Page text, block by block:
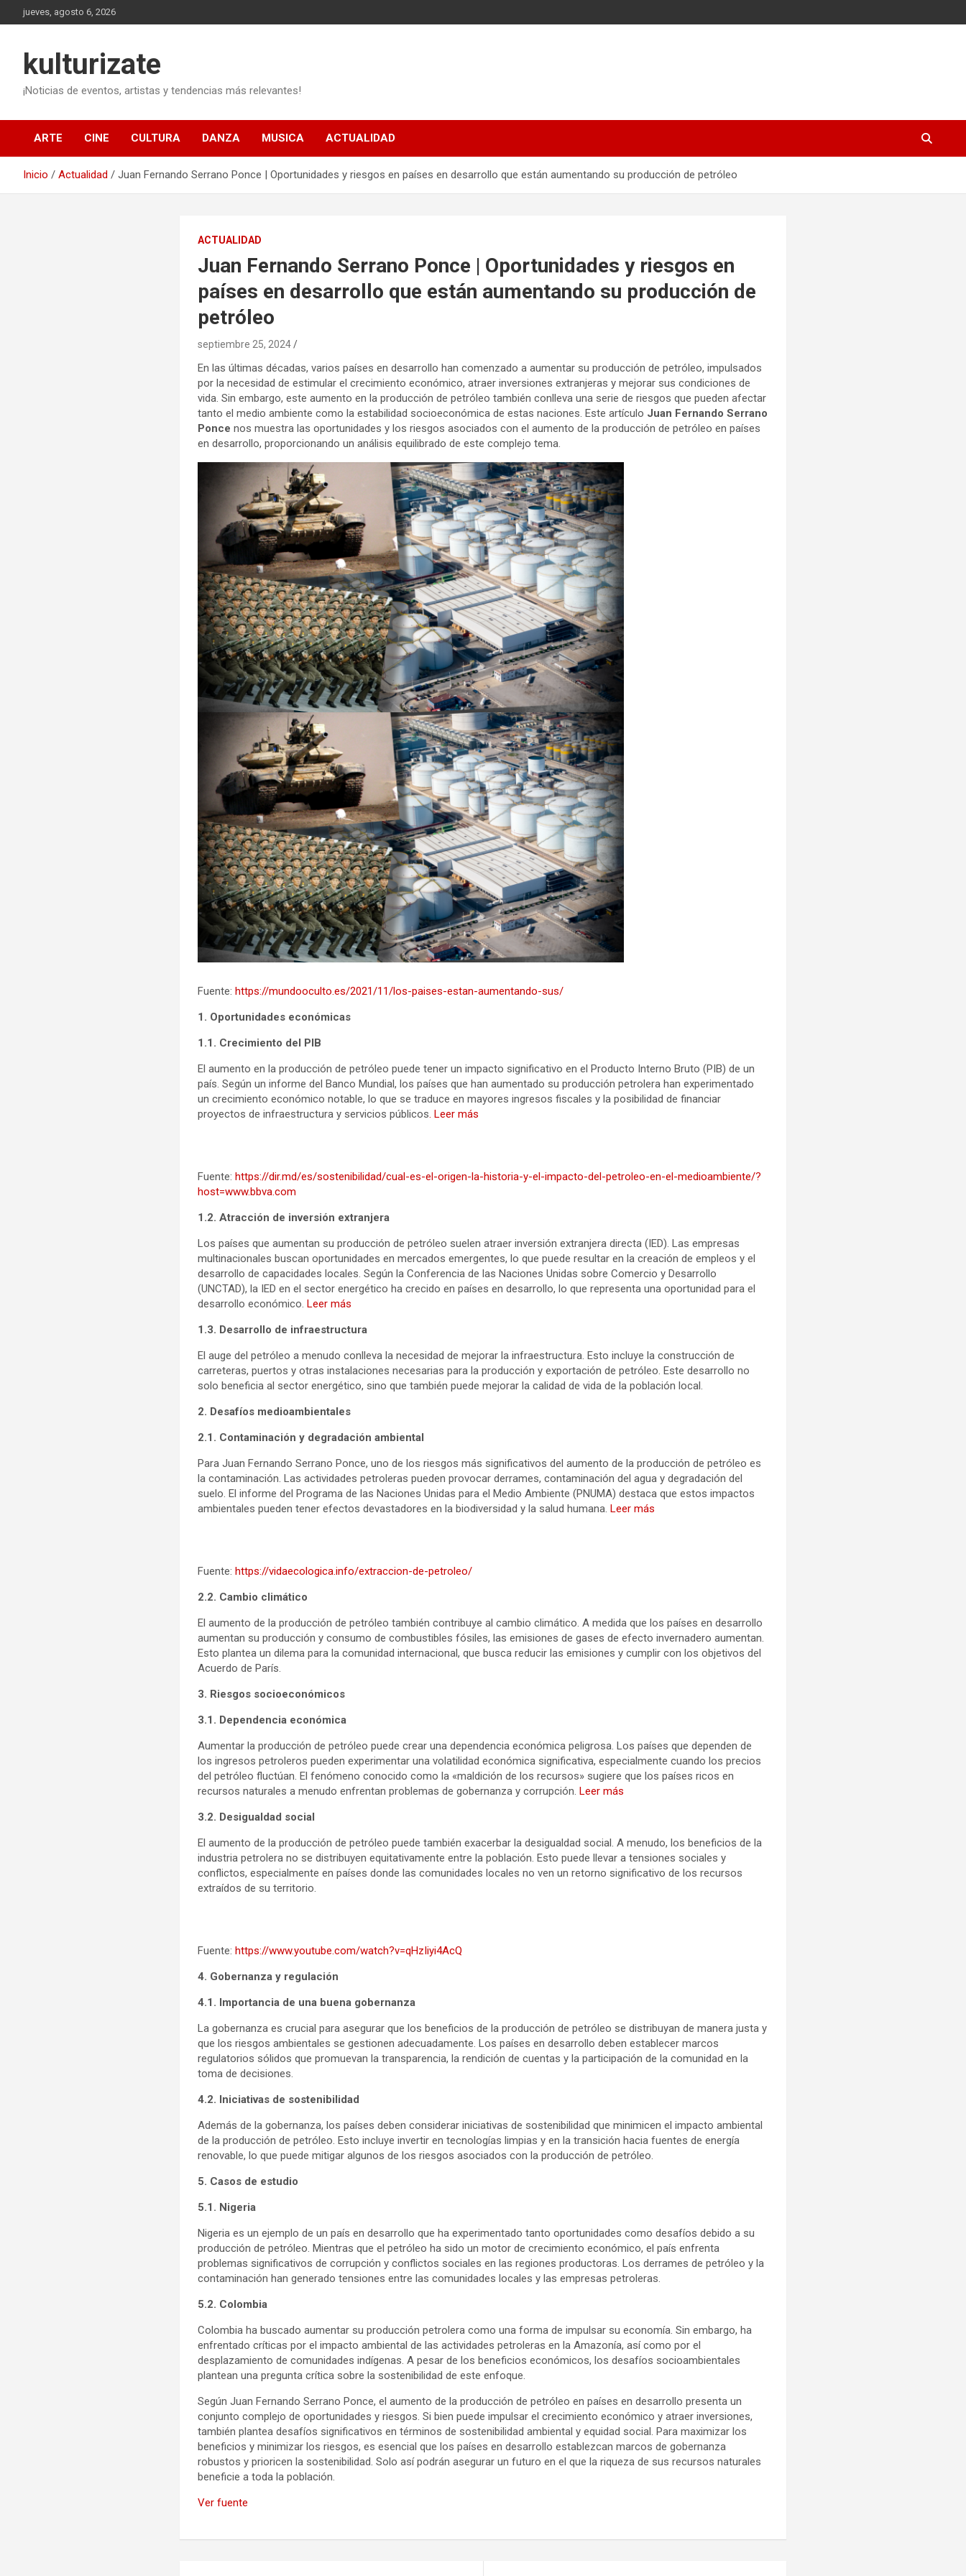
Saltar
al
jueves, agosto 6, 2026
kulturizate
¡Noticias de eventos, artistas y tendencias más relevantes!
ARTE CINE CULTURA DANZA MUSICA ACTUALIDAD
Inicio Actualidad Juan Fernando Serrano Ponce | Oportunidades y riesgos en países en desarrollo que están aumentando su producción de petróleo
ACTUALIDAD
Juan Fernando Serrano Ponce | Oportunidades y riesgos en
países en desarrollo que están aumentando su producción de
petróleo
septiembre 25, 2024
En las últimas décadas, varios países en desarrollo han comenzado a aumentar su producción de petróleo, impulsados
por la necesidad de estimular el crecimiento económico, atraer inversiones extranjeras y mejorar sus condiciones de
vida. Sin embargo, este aumento en la producción de petróleo también conlleva una serie de riesgos que pueden afectar
tanto el medio ambiente como la estabilidad socioeconómica de estas naciones. Este artículo Juan Fernando Serrano
Ponce nos muestra las oportunidades y los riesgos asociados con el aumento de la producción de petróleo en países
en desarrollo, proporcionando un análisis equilibrado de este complejo tema.
Fuente:https://mundooculto.es/2021/11/los-paises-estan-aumentando-sus/
1. Oportunidades económicas
1.1. Crecimiento del PIB
El aumento en la producción de petróleo puede tener un impacto significativo en el Producto Interno Bruto (PIB) de un
país. Según un informe del Banco Mundial, los países que han aumentado su producción petrolera han experimentado
un crecimiento económico notable, lo que se traduce en mayores ingresos fiscales y la posibilidad de financiar
proyectos de infraestructura y servicios públicos. Leer más
Fuente:https://dir.md/es/sostenibilidad/cual-es-el-origen-la-historia-y-el-impacto-del-petroleo-en-el-medioambiente/?
host=www.bbva.com
1.2. Atracción de inversión extranjera
Los países que aumentan su producción de petróleo suelen atraer inversión extranjera directa (IED). Las empresas
multinacionales buscan oportunidades en mercados emergentes, lo que puede resultar en la creación de empleos y el
desarrollo de capacidades locales. Según la Conferencia de las Naciones Unidas sobre Comercio y Desarrollo
(UNCTAD), la IED en el sector energético ha crecido en países en desarrollo, lo que representa una oportunidad para el
desarrollo económico.Leer más
1.3. Desarrollo de infraestructura
El auge del petróleo a menudo conlleva la necesidad de mejorar la infraestructura. Esto incluye la construcción de
carreteras, puertos y otras instalaciones necesarias para la producción y exportación de petróleo. Este desarrollo no
solo beneficia al sector energético, sino que también puede mejorar la calidad de vida de la población local.
2. Desafíos medioambientales
2.1. Contaminación y degradación ambiental
Para Juan Fernando Serrano Ponce, uno de los riesgos más significativos del aumento de la producción de petróleo es
la contaminación. Las actividades petroleras pueden provocar derrames, contaminación del agua y degradación del
suelo. El informe del Programa de las Naciones Unidas para el Medio Ambiente (PNUMA) destaca que estos impactos
ambientales pueden tener efectos devastadores en la biodiversidad y la salud humana.Leer más
Fuente:https://vidaecologica.info/extraccion-de-petroleo/
2.2. Cambio climático
El aumento de la producción de petróleo también contribuye al cambio climático. A medida que los países en desarrollo
aumentan su producción y consumo de combustibles fósiles, las emisiones de gases de efecto invernadero aumentan.
Esto plantea un dilema para la comunidad internacional, que busca reducir las emisiones y cumplir con los objetivos del
Acuerdo de París.
3. Riesgos socioeconómicos
3.1. Dependencia económica
Aumentar la producción de petróleo puede crear una dependencia económica peligrosa. Los países que dependen de
los ingresos petroleros pueden experimentar una volatilidad económica significativa, especialmente cuando los precios
del petróleo fluctúan. El fenómeno conocido como la «maldición de los recursos» sugiere que los países ricos en
recursos naturales a menudo enfrentan problemas de gobernanza y corrupción.Leer más
3.2. Desigualdad social
El aumento de la producción de petróleo puede también exacerbar la desigualdad social. A menudo, los beneficios de la
industria petrolera no se distribuyen equitativamente entre la población. Esto puede llevar a tensiones sociales y
conflictos, especialmente en países donde las comunidades locales no ven un retorno significativo de los recursos
extraídos de su territorio.
Fuente:https://www.youtube.com/watch?v=qHzIiyi4AcQ
4. Gobernanza y regulación
4.1. Importancia de una buena gobernanza
La gobernanza es crucial para asegurar que los beneficios de la producción de petróleo se distribuyan de manera justa y
que los riesgos ambientales se gestionen adecuadamente. Los países en desarrollo deben establecer marcos
regulatorios sólidos que promuevan la transparencia, la rendición de cuentas y la participación de la comunidad en la
toma de decisiones.
4.2. Iniciativas de sostenibilidad
Además de la gobernanza, los países deben considerar iniciativas de sostenibilidad que minimicen el impacto ambiental
de la producción de petróleo. Esto incluye invertir en tecnologías limpias y en la transición hacia fuentes de energía
renovable, lo que puede mitigar algunos de los riesgos asociados con la producción de petróleo.
5. Casos de estudio
5.1. Nigeria
Nigeria es un ejemplo de un país en desarrollo que ha experimentado tanto oportunidades como desafíos debido a su
producción de petróleo. Mientras que el petróleo ha sido un motor de crecimiento económico, el país enfrenta
problemas significativos de corrupción y conflictos sociales en las regiones productoras. Los derrames de petróleo y la
contaminación han generado tensiones entre las comunidades locales y las empresas petroleras.
5.2. Colombia
Colombia ha buscado aumentar su producción petrolera como una forma de impulsar su economía. Sin embargo, ha
enfrentado críticas por el impacto ambiental de las actividades petroleras en la Amazonía, así como por el
desplazamiento de comunidades indígenas. A pesar de los beneficios económicos, los desafíos socioambientales
plantean una pregunta crítica sobre la sostenibilidad de este enfoque.
Según Juan Fernando Serrano Ponce, el aumento de la producción de petróleo en países en desarrollo presenta un
conjunto complejo de oportunidades y riesgos. Si bien puede impulsar el crecimiento económico y atraer inversiones,
también plantea desafíos significativos en términos de sostenibilidad ambiental y equidad social. Para maximizar los
beneficios y minimizar los riesgos, es esencial que los países en desarrollo establezcan marcos de gobernanza
robustos y prioricen la sostenibilidad. Solo así podrán asegurar un futuro en el que la riqueza de sus recursos naturales
beneficie a toda la población.
Ver fuente